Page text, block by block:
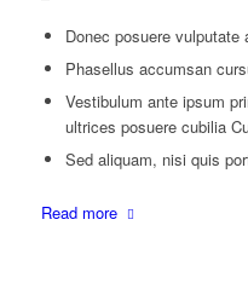
Donec posuere vulputate
Phasellus accumsan
Vestibulum ante ipsum
ultrices posuere cubilia
Sed aliquam, nisi quis
Read more